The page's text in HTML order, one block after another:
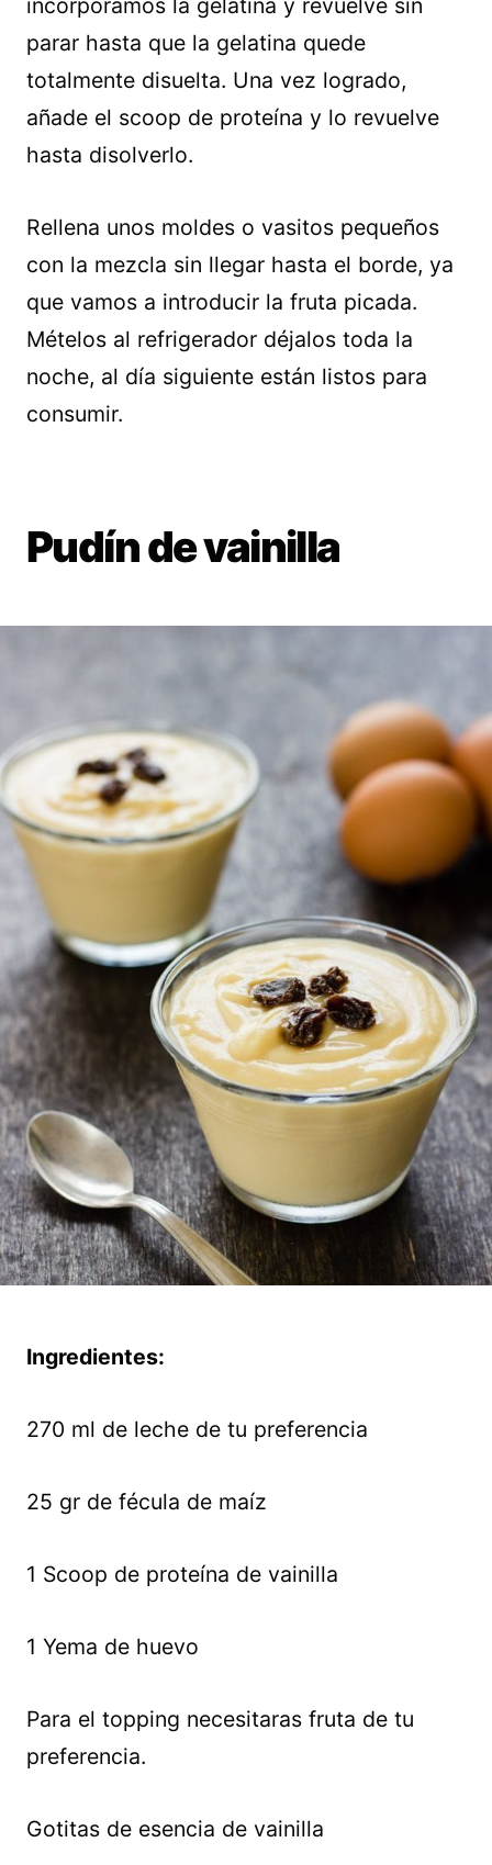
parar hasta que la gelatina quede
totalmente disuelta. Una vez logrado,
añade el scoop de proteína y lo revuelve
hasta disolverlo.
Rellena unos moldes o vasitos pequeños
con la mezcla sin llegar hasta el borde, ya
que vamos a introducir la fruta picada.
Mételos al refrigerador déjalos toda la
noche, al día siguiente están listos para
consumir.
Pudín de vainilla
Ingredientes:
270 ml de leche de tu preferencia
25 gr de fécula de maíz
1 Scoop de proteína de vainilla
1 Yema de huevo
Para el topping necesitaras fruta de tu
preferencia.
Gotitas de esencia de vainilla